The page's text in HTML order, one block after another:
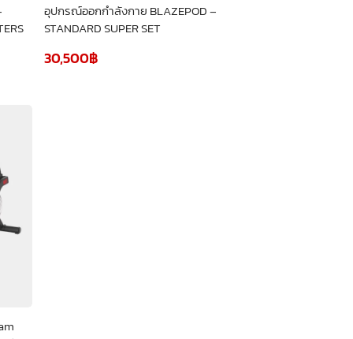
อุปกรณ์ออกกำลังกาย BLAZEPOD –
STANDARD SUPER SET
30,500฿